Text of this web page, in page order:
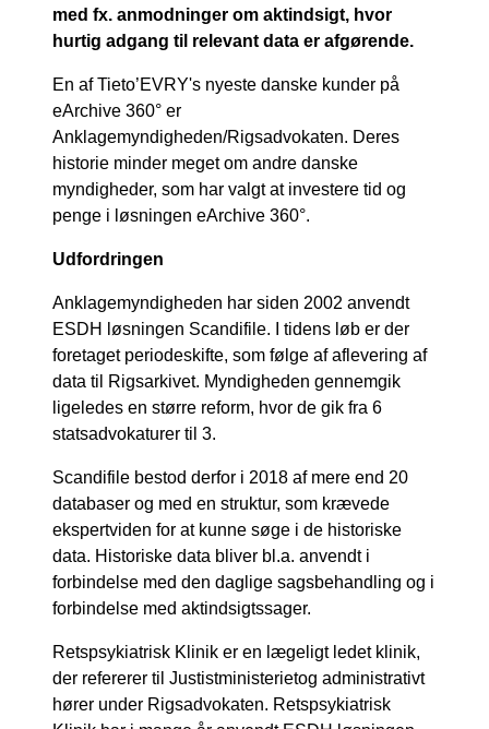
med fx. anmodninger om aktindsigt, hvor
hurtig adgang til relevant data er afgørende.
En af Tieto’EVRY's nyeste danske kunder på
eArchive 360° er
Anklagemyndigheden/Rigsadvokaten. Deres
historie minder meget om andre danske
myndigheder, som har valgt at investere tid og
penge i løsningen eArchive 360°.
Udfordringen
Anklagemyndigheden har siden 2002 anvendt
ESDH løsningen Scandifile. I tidens løb er der
foretaget periodeskifte, som følge af aflevering af
data til Rigsarkivet. Myndigheden gennemgik
ligeledes en større reform, hvor de gik fra 6
statsadvokaturer til 3.
Scandifile bestod derfor i 2018 af mere end 20
databaser og med en struktur, som krævede
ekspertviden for at kunne søge i de historiske
data. Historiske data bliver bl.a. anvendt i
forbindelse med den daglige sagsbehandling og i
forbindelse med aktindsigtssager.
Retspsykiatrisk Klinik er en lægeligt ledet klinik,
der refererer til Justistministerietog administrativt
hører under Rigsadvokaten. Retspsykiatrisk